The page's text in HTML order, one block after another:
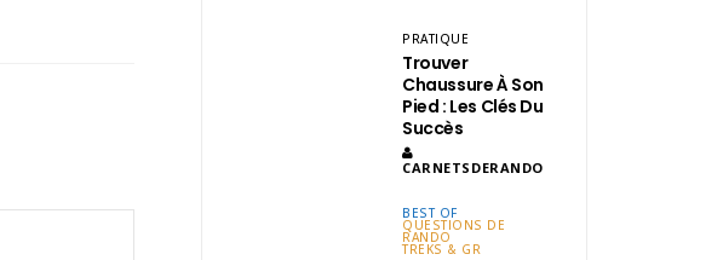
PRATIQUE
Trouver
Chaussure À Son
Pied : Les Clés Du
Succès
CARNETSDERANDO
BEST OF
QUESTIONS DE
RANDO
TREKS & GR